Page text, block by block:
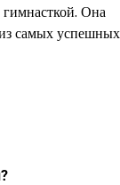
гимнасткой. Она
из самых успешных